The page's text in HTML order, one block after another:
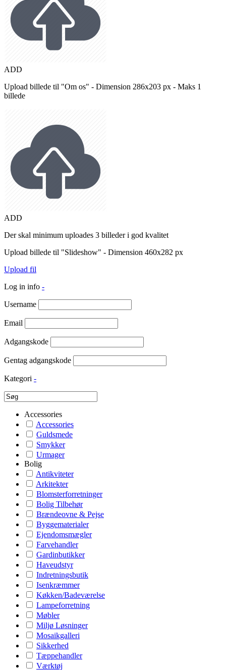
ADD
Upload billede til "Om os" - Dimension 286x203 px - Maks 1
billede
ADD
Der skal minimum uploades 3 billeder i god kvalitet
Upload billede til "Slideshow" - Dimension 460x282 px
Upload fil
Log in info -
Username
Email
Adgangskode
Gentag adgangskode
Kategori -
Accessories
Accessories
Guldsmede
Smykker
Urmager
Bolig
Antikviteter
Arkitekter
Blomsterforretninger
Bolig Tilbehør
Brændeovne & Pejse
Byggematerialer
Ejendomsmægler
Farvehandler
Gardinbutikker
Haveudstyr
Indretningsbutik
Isenkræmmer
Køkken/Badeværelse
Lampeforretning
Møbler
Miljø Løsninger
Mosaikgalleri
Sikkerhed
Tæppehandler
Værktøj